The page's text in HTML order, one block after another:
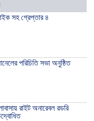
সহ গ্রেপ্তার ৪
পরিচিতি সভা অনুষ্ঠিত
রাইট অনারেবল রডরি